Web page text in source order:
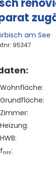
am See
95347
Wohnfläche:
Grundfläche:
Zimmer:
Heizung:
HWB:
fGEE: